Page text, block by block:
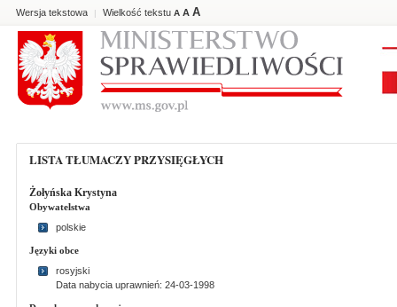
Wersja tekstowa | Wielkość tekstu A A A
LISTA TŁUMACZY PRZYSIĘGŁYCH
Żołyńska Krystyna
Obywatelstwa
polskie
Języki obce
rosyjski
Data nabycia uprawnień: 24-03-1998